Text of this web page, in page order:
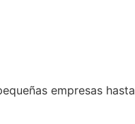
empresas hasta